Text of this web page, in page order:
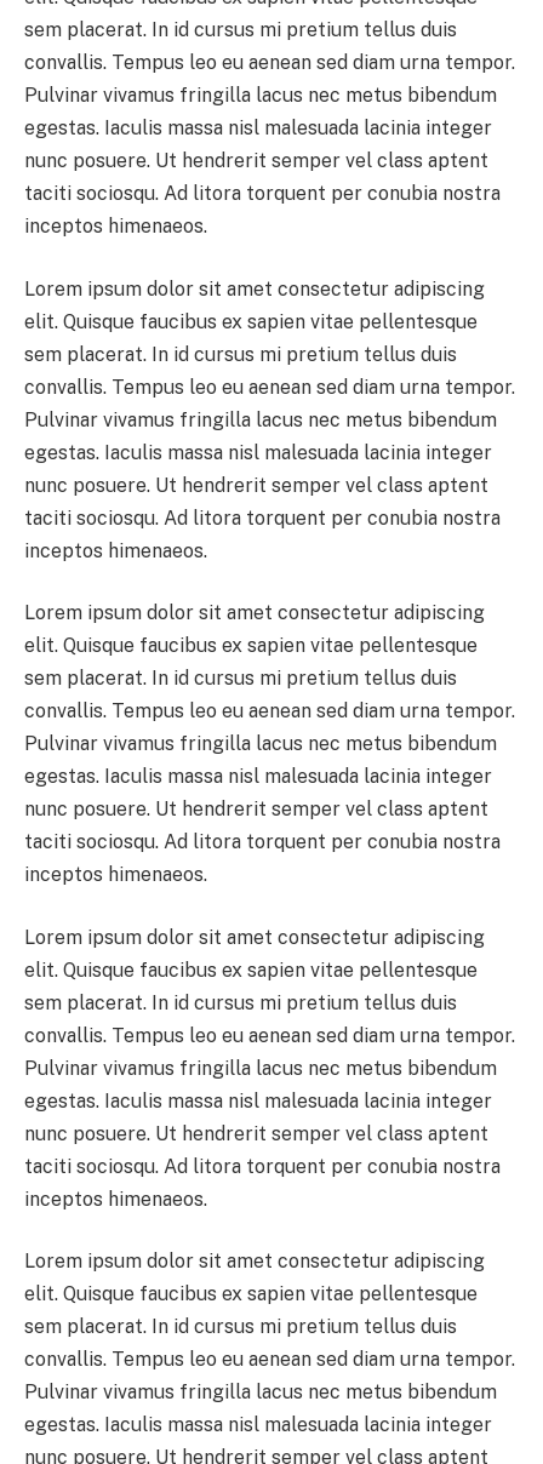
sem placerat. In id cursus mi pretium tellus duis
convallis. Tempus leo eu aenean sed diam urna tempor.
Pulvinar vivamus fringilla lacus nec metus bibendum
egestas. Iaculis massa nisl malesuada lacinia integer
nunc posuere. Ut hendrerit semper vel class aptent
taciti sociosqu. Ad litora torquent per conubia nostra
inceptos himenaeos.
Lorem ipsum dolor sit amet consectetur adipiscing
elit. Quisque faucibus ex sapien vitae pellentesque
sem placerat. In id cursus mi pretium tellus duis
convallis. Tempus leo eu aenean sed diam urna tempor.
Pulvinar vivamus fringilla lacus nec metus bibendum
egestas. Iaculis massa nisl malesuada lacinia integer
nunc posuere. Ut hendrerit semper vel class aptent
taciti sociosqu. Ad litora torquent per conubia nostra
inceptos himenaeos.
Lorem ipsum dolor sit amet consectetur adipiscing
elit. Quisque faucibus ex sapien vitae pellentesque
sem placerat. In id cursus mi pretium tellus duis
convallis. Tempus leo eu aenean sed diam urna tempor.
Pulvinar vivamus fringilla lacus nec metus bibendum
egestas. Iaculis massa nisl malesuada lacinia integer
nunc posuere. Ut hendrerit semper vel class aptent
taciti sociosqu. Ad litora torquent per conubia nostra
inceptos himenaeos.
Lorem ipsum dolor sit amet consectetur adipiscing
elit. Quisque faucibus ex sapien vitae pellentesque
sem placerat. In id cursus mi pretium tellus duis
convallis. Tempus leo eu aenean sed diam urna tempor.
Pulvinar vivamus fringilla lacus nec metus bibendum
egestas. Iaculis massa nisl malesuada lacinia integer
nunc posuere. Ut hendrerit semper vel class aptent
taciti sociosqu. Ad litora torquent per conubia nostra
inceptos himenaeos.
Lorem ipsum dolor sit amet consectetur adipiscing
elit. Quisque faucibus ex sapien vitae pellentesque
sem placerat. In id cursus mi pretium tellus duis
convallis. Tempus leo eu aenean sed diam urna tempor.
Pulvinar vivamus fringilla lacus nec metus bibendum
egestas. Iaculis massa nisl malesuada lacinia integer
nunc posuere. Ut hendrerit semper vel class aptent